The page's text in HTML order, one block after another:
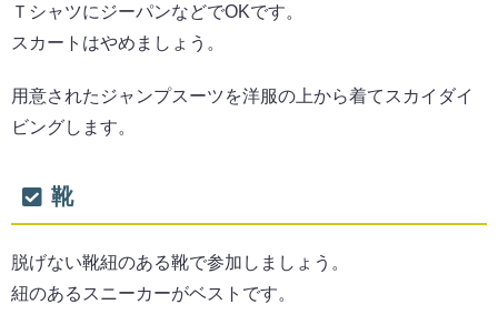
ＴシャツにジーパンなどでOKです。
スカートはやめましょう。
用意されたジャンプスーツを洋服の上から着てスカイダイ
ビングします。
靴
脱げない靴紐のある靴で参加しましょう。
紐のあるスニーカーがベストです。